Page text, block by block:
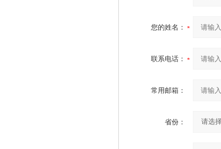
您的姓名：
联系电话：
常用邮箱：
省份：